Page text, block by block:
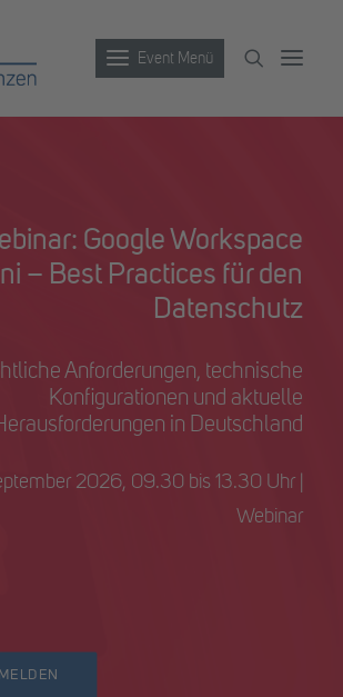
Event Menü
Newsletter
Google Workspace
– Best Practices für den
Datenschutz
Anforderungen, technische
Konfigurationen und aktuelle
in Deutschland
2026, 09.30 bis 13.30 Uhr |
Webinar